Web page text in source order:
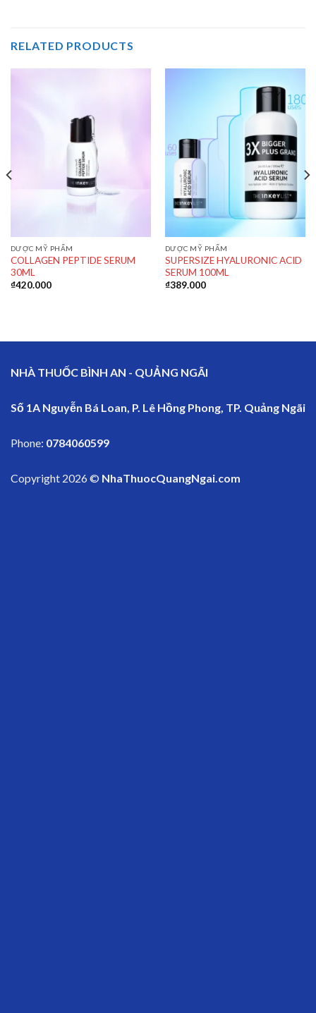
RELATED PRODUCTS
DƯỢC MỸ PHẨM
COLLAGEN PEPTIDE SERUM
30ML
₫420.000
DƯỢC MỸ PHẨM
SUPERSIZE HYALURONIC ACID
SERUM 100ML
₫389.000
NHÀ THUỐC BÌNH AN - QUẢNG NGÃI
Số 1A Nguyễn Bá Loan, P. Lê Hồng Phong, TP. Quảng Ngãi
Phone: 0784060599
Copyright 2026 © NhaThuocQuangNgai.com